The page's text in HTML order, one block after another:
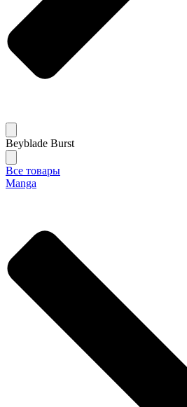
Beyblade Burst
Все товары
Manga